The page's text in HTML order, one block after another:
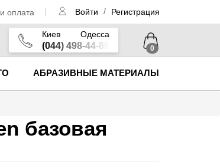
оплата Войти / Регистрация
Киев Одесса
(044) 498-44-89 0
АБРАЗИВНЫЕ МАТЕРИАЛЫ
базовая